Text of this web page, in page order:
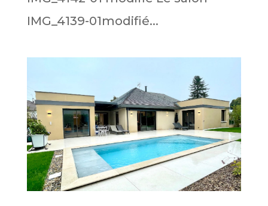
IMG_4139-01modifié...